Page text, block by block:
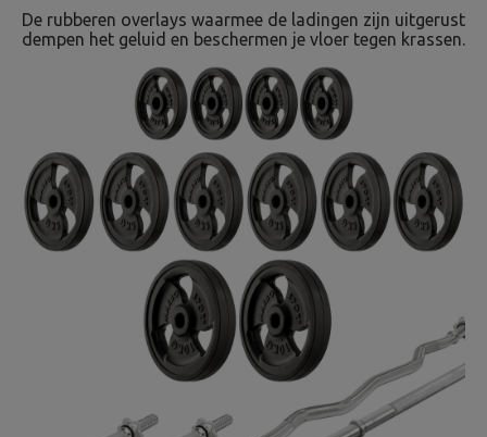
De rubberen overlays waarmee de ladingen zijn uitgerust
dempen het geluid en beschermen je vloer tegen krassen.